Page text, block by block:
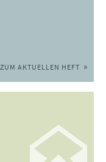
ZUM AKTUELLEN HEFT